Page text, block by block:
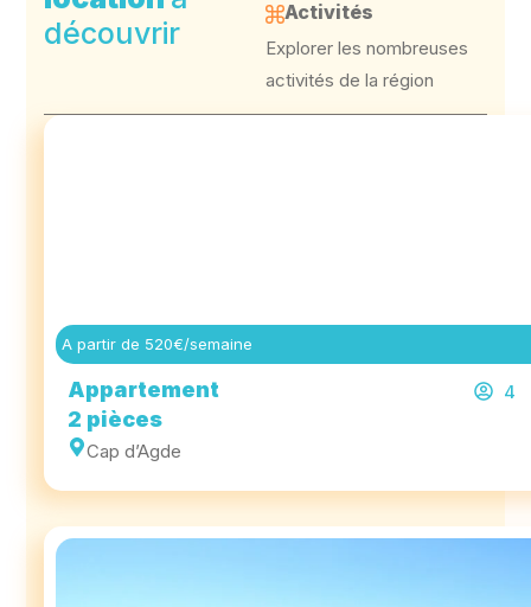
découvrir
Activités
Explorer les nombreuses
activités de la région
A partir de 520€/semaine
Appartement
2 pièces
Cap d’Agde
4